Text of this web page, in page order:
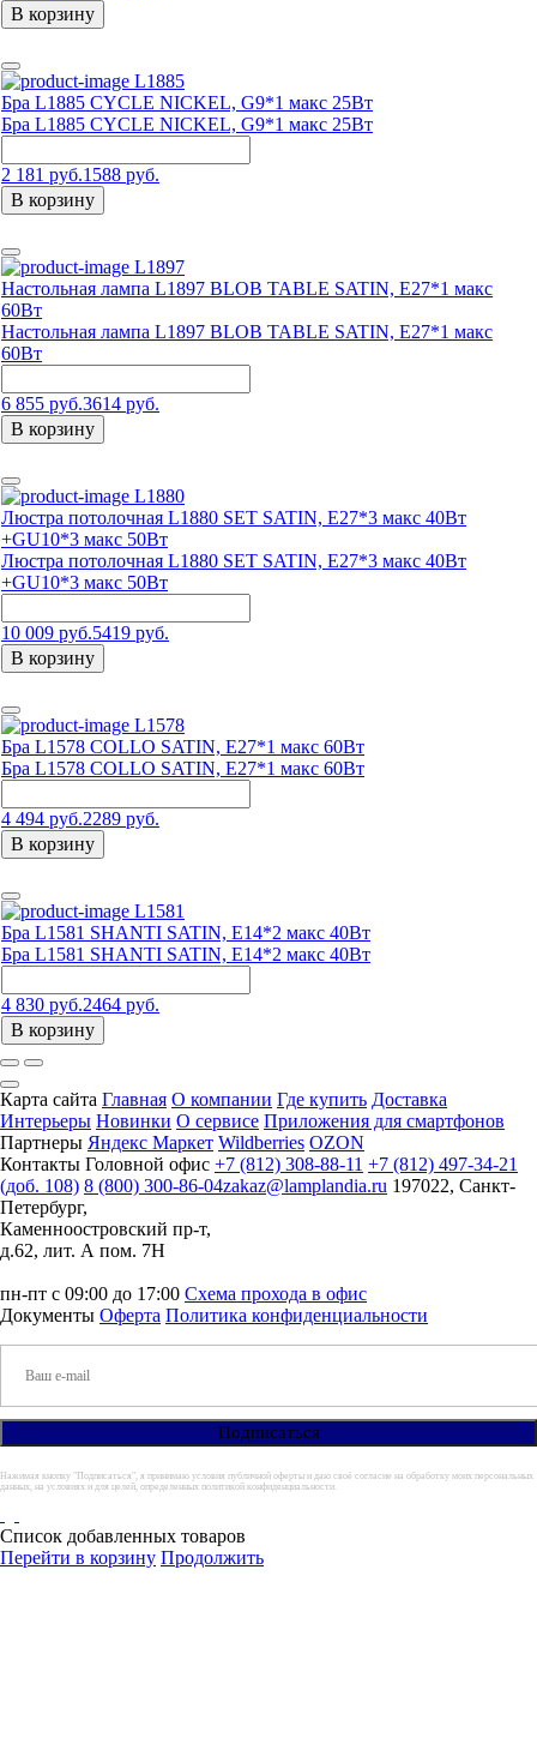
В корзину
L1885
Бра L1885 CYCLE NICKEL, G9*1 макс 25Вт
Бра L1885 CYCLE NICKEL, G9*1 макс 25Вт
2 181 руб.1588 руб.
В корзину
L1897
Настольная лампа L1897 BLOB TABLE SATIN, E27*1 макс
60Вт
Настольная лампа L1897 BLOB TABLE SATIN, E27*1 макс
60Вт
6 855 руб.3614 руб.
В корзину
L1880
Люстра потолочная L1880 SET SATIN, Е27*3 макс 40Вт
+GU10*3 макс 50Вт
Люстра потолочная L1880 SET SATIN, Е27*3 макс 40Вт
+GU10*3 макс 50Вт
10 009 руб.5419 руб.
В корзину
L1578
Бра L1578 COLLO SATIN, E27*1 макс 60Вт
Бра L1578 COLLO SATIN, E27*1 макс 60Вт
4 494 руб.2289 руб.
В корзину
L1581
Бра L1581 SHANTI SATIN, Е14*2 макс 40Вт
Бра L1581 SHANTI SATIN, Е14*2 макс 40Вт
4 830 руб.2464 руб.
В корзину
Карта сайта Главная О компании Где купить Доставка
Интерьеры Новинки О сервисе Приложения для смартфонов
Партнеры Яндекс Маркет Wildberries OZON
Контакты Головной офис +7 (812) 308-88-11 +7 (812) 497-34-21
(доб. 108) 8 (800) 300-86-04zakaz@lamplandia.ru 197022, Санкт-
Петербург,
Каменноостровский пр-т,
д.62, лит. А пом. 7Н
пн-пт с 09:00 до 17:00 Схема прохода в офис
Документы Оферта Политика конфиденциальности
Нажимая кнопку "Подписаться", я принимаю условия публичной оферты и даю своё согласие на обработку моих персональных
данных, на условиях и для целей, определенных политикой конфиденциальности.
Список добавленных товаров
Перейти в корзину Продолжить